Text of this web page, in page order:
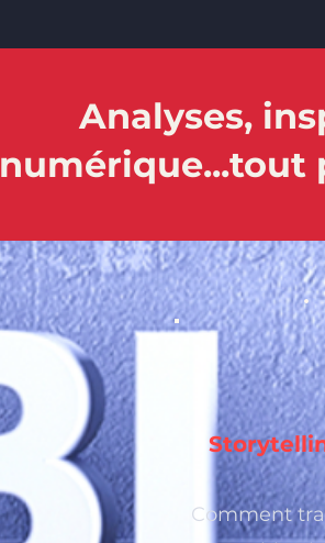
Analyses,
numérique...tout
Comment